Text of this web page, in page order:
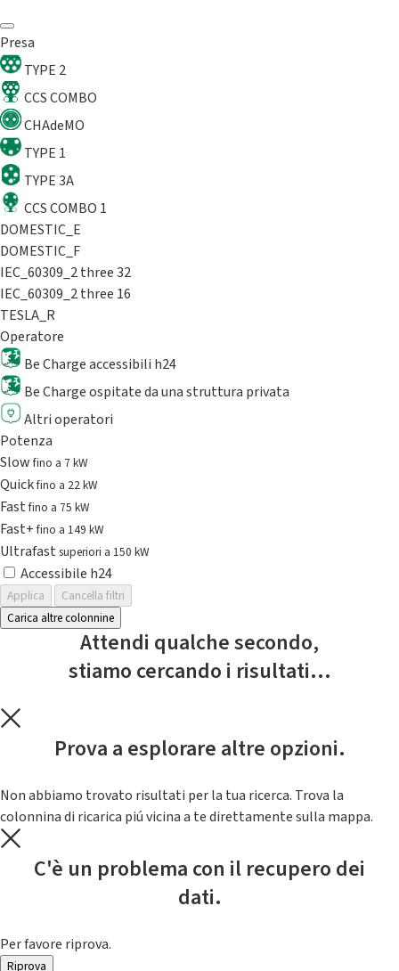
Presa
TYPE 2
CCS COMBO
CHAdeMO
TYPE 1
TYPE 3A
CCS COMBO 1
DOMESTIC_E
DOMESTIC_F
IEC_60309_2 three 32
IEC_60309_2 three 16
TESLA_R
Operatore
Be Charge accessibili h24
Be Charge ospitate da una struttura privata
Altri operatori
Potenza
Slowfino a 7 kW
Quickfino a 22 kW
Fastfino a 75 kW
Fast+fino a 149 kW
Ultrafast superiori a 150 kW
Accessibile h24
Applica
Cancella filtri
Carica altre colonnine
Attendi qualche secondo,
stiamo cercando i risultati...
Prova a esplorare altre opzioni.
Non abbiamo trovato risultati per la tua ricerca. Trova la
colonnina di ricarica piú vicina a te direttamente sulla mappa.
C'è un problema con il recupero dei
dati.
Per favore riprova.
Riprova